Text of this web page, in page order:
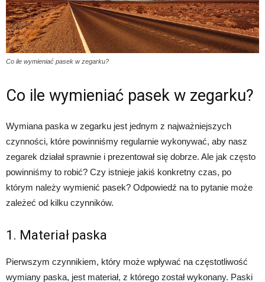
Co ile wymieniać pasek w zegarku?
Co ile wymieniać pasek w zegarku?
Wymiana paska w zegarku jest jednym z najważniejszych
czynności, które powinniśmy regularnie wykonywać, aby nasz
zegarek działał sprawnie i prezentował się dobrze. Ale jak często
powinniśmy to robić? Czy istnieje jakiś konkretny czas, po
którym należy wymienić pasek? Odpowiedź na to pytanie może
zależeć od kilku czynników.
1. Materiał paska
Pierwszym czynnikiem, który może wpływać na częstotliwość
wymiany paska, jest materiał, z którego został wykonany. Paski